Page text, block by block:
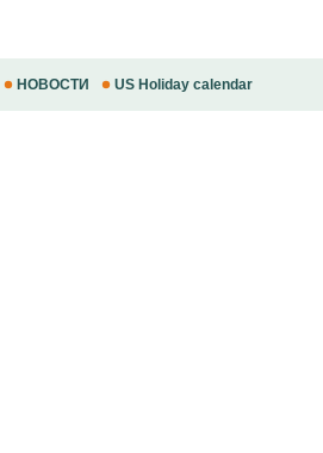
НОВОСТИ US Holiday calendar